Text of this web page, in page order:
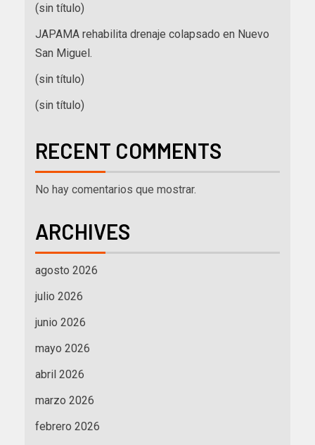
(sin título)
JAPAMA rehabilita drenaje colapsado en Nuevo
San Miguel.
(sin título)
(sin título)
RECENT COMMENTS
No hay comentarios que mostrar.
ARCHIVES
agosto 2026
julio 2026
junio 2026
mayo 2026
abril 2026
marzo 2026
febrero 2026